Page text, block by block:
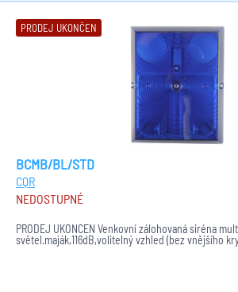
PRODEJ UKONČEN
BCMB/BL/STD
CQR
NEDOSTUPNÉ
PRODEJ UKONČEN Venkovní zálohovaná siréna
světel.maják,116dB,volitelný vzhled (bez vnějšího